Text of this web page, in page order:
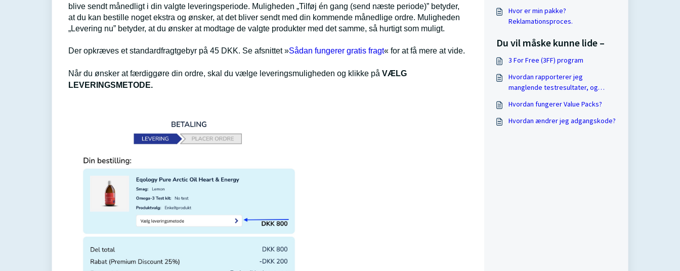
blive sendt månedligt i din valgte leveringsperiode. Muligheden „Tilføj én gang (send næste periode)” betyder,
at du kan bestille noget ekstra og ønsker, at det bliver sendt med din kommende månedlige ordre. Muligheden
„Levering nu” betyder, at du ønsker at modtage de valgte produkter med det samme, så hurtigt som muligt.
Der opkræves et standardfragtgebyr på 45 DKK. Se afsnittet »Sådan fungerer gratis fragt« for at få mere at vide.
Når du ønsker at færdiggøre din ordre, skal du vælge leveringsmuligheden og klikke på VÆLG
LEVERINGSMETODE.
Hvor er min pakke?
Reklamationsproces.
Du vil måske kunne lide –
3 For Free (3FF) program
Hvordan rapporterer jeg
manglende testresultater, og
Hvordan fungerer Value Packs?
Hvordan ændrer jeg adgangskode?